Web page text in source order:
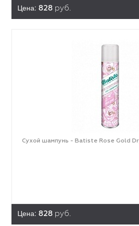
Цена: 828 руб.
Сухой шампунь - Batiste Rose Gold
Цена: 828 руб.